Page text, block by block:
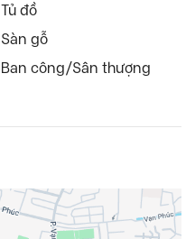
Tủ đồ
Sàn gỗ
Ban công/Sân thượng